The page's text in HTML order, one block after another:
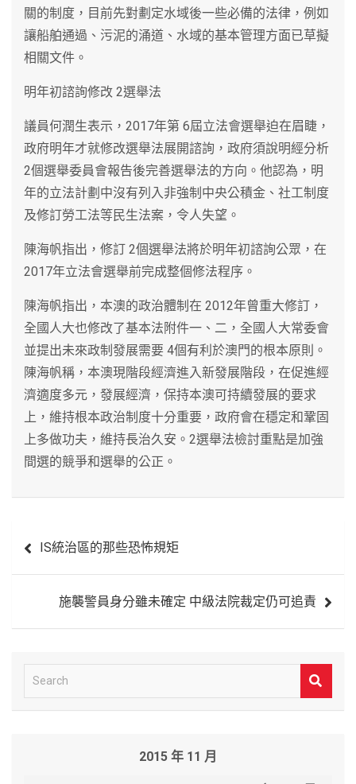
關的制度，目前先對劃定水域後一些必備的法律，例如
讓船舶通過、污泥的涌道、水域的基本管理方面已草擬
相關文件。
明年初諮詢修改 2選舉法
議員何潤生表示，2017年第 6屆立法會選舉迫在眉睫，
政府明年才就修改選舉法展開諮詢，政府須說明經分析
2個選舉委員會報告後完善選舉法的方向。他認為，明
年的立法計劃中沒有列入非強制中央公積金、社工制度
及修訂勞工法等民生法案，令人失望。
陳海帆指出，修訂 2個選舉法將於明年初諮詢公眾，在
2017年立法會選舉前完成整個修法程序。
陳海帆指出，本澳的政治體制在 2012年曾重大修訂，
全國人大也修改了基本法附件一、二，全國人大常委會
並提出未來政制發展需要 4個有利於澳門的根本原則。
陳海帆稱，本澳現階段經濟進入新發展階段，在促進經
濟適度多元，發展經濟，保持本澳可持續發展的要求
上，維持根本政治制度十分重要，政府會在穩定和鞏固
上多做功夫，維持長治久安。2選舉法檢討重點是加強
間選的競爭和選舉的公正。
章
IS統治區的那些恐怖規矩
施襲警員身分雖未確定 中級法院裁定仍可追責
e
2015 年 11 月